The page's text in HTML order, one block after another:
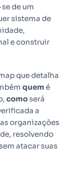
de um
sistema de
e construir
que detalha
quem é
comoserá
a
organizações
resolvendo
atacar suas